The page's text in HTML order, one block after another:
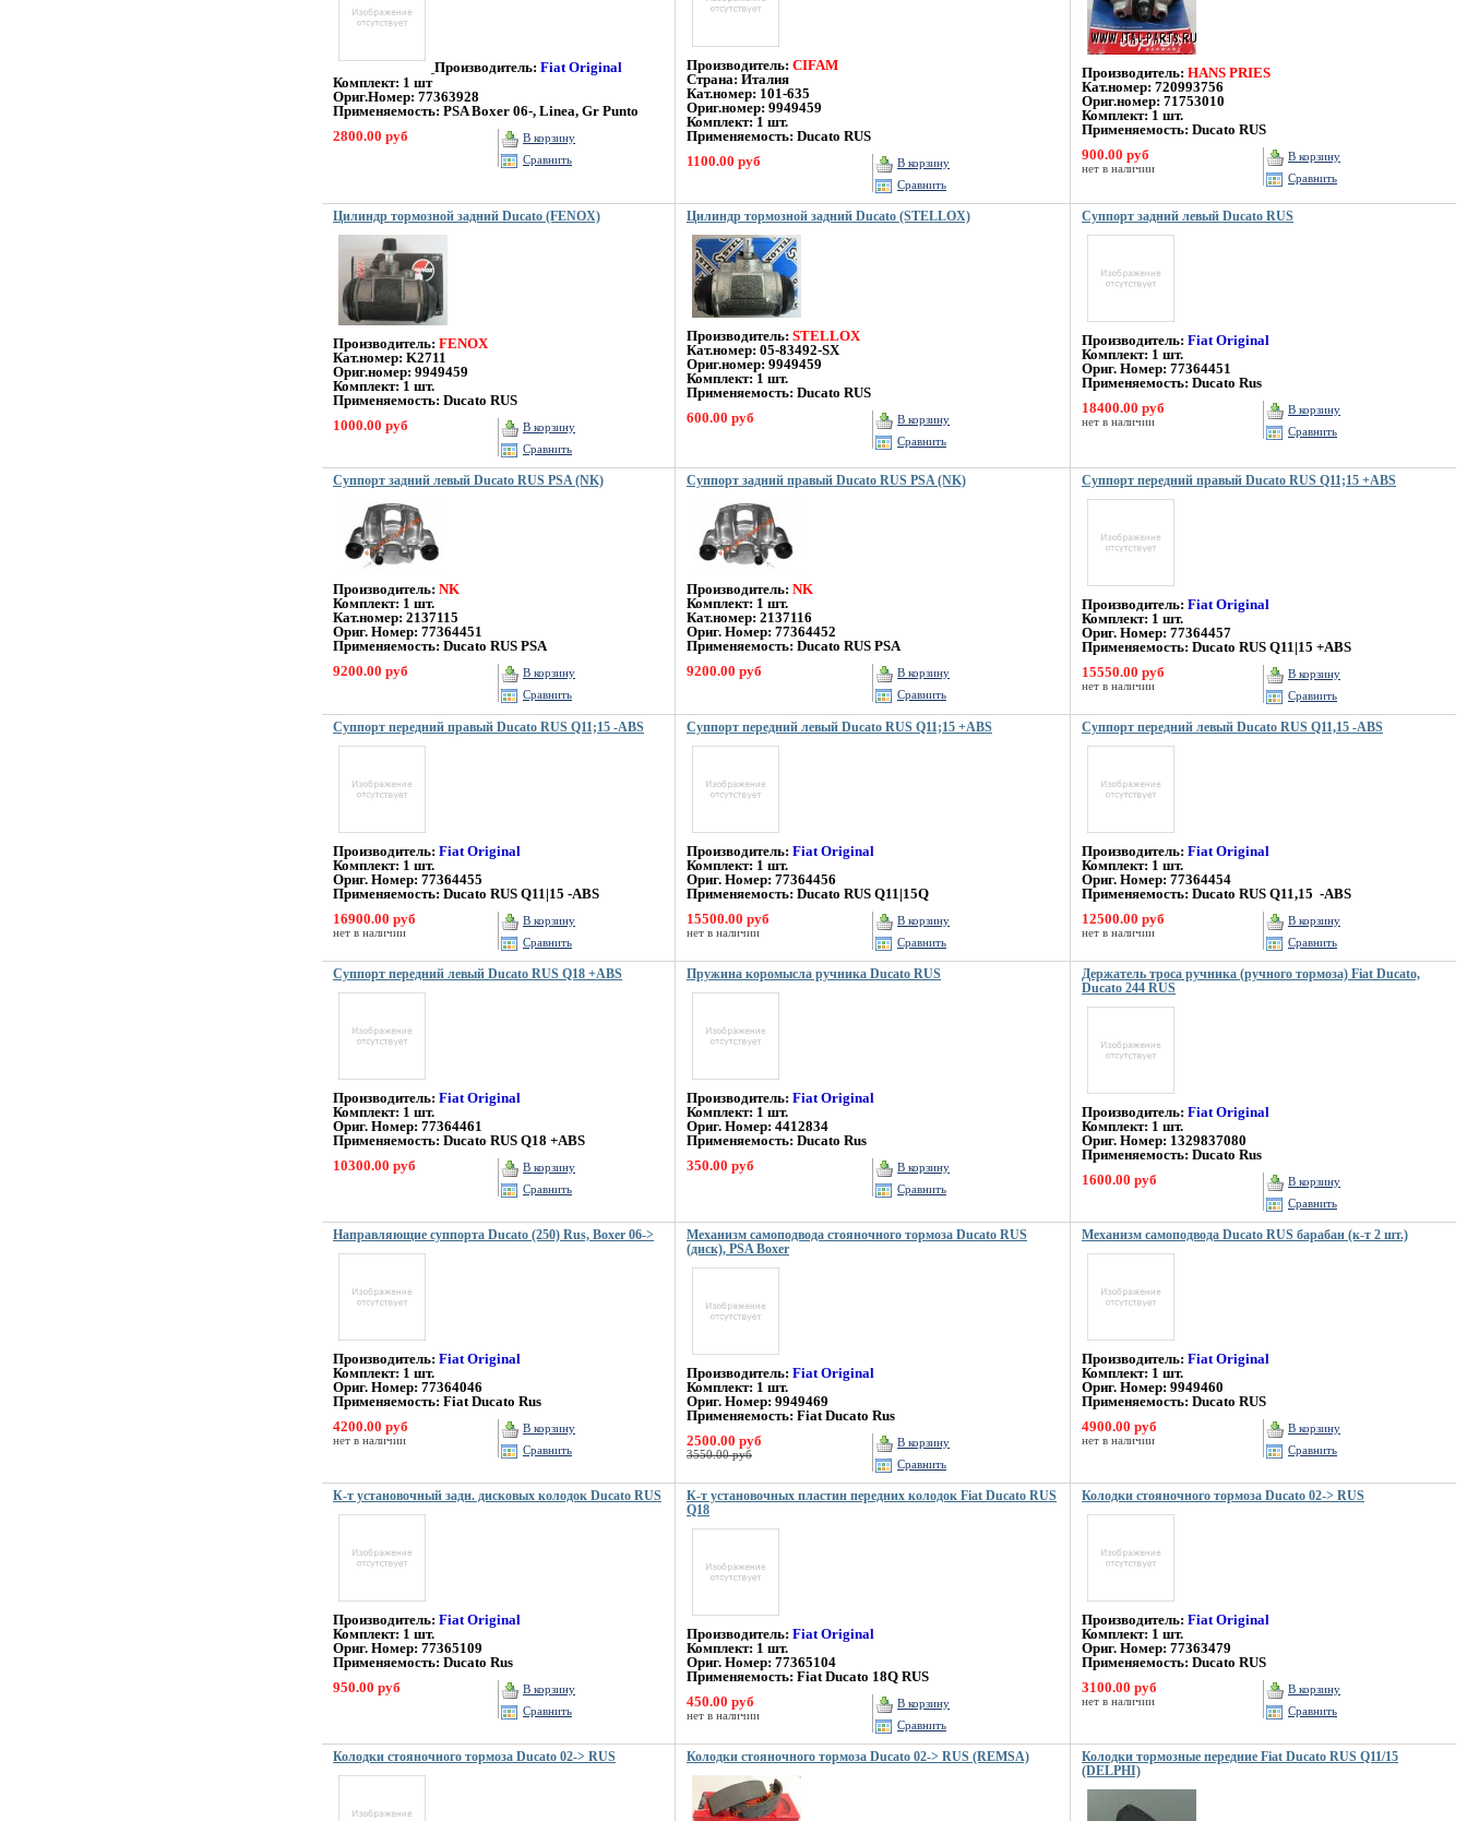
Производитель: Fiat Original
Комплект: 1 шт
Ориг.Номер: 77363928
Применяемость: PSA Boxer 06-, Linea, Gr Punto
2800.00 руб
В корзину
Сравнить
Производитель: CIFAM
Страна: Италия
Кат.номер: 101-635
Ориг.номер: 9949459
Комплект: 1 шт.
Применяемость: Ducato RUS
1100.00 руб
В корзину
Сравнить
Производитель: HANS PRIES
Кат.номер: 720993756
Ориг.номер: 71753010
Комплект: 1 шт.
Применяемость: Ducato RUS
900.00 руб
нет в наличии
В корзину
Сравнить
Цилиндр тормозной задний Ducato (FENOX)
Производитель: FENOX
Кат.номер: K2711
Ориг.номер: 9949459
Комплект: 1 шт.
Применяемость: Ducato RUS
1000.00 руб
В корзину
Сравнить
Цилиндр тормозной задний Ducato (STELLOX)
Производитель: STELLOX
Кат.номер: 05-83492-SX
Ориг.номер: 9949459
Комплект: 1 шт.
Применяемость: Ducato RUS
600.00 руб
В корзину
Сравнить
Суппорт задний левый Ducato RUS
Производитель: Fiat Original
Комплект: 1 шт.
Ориг. Номер: 77364451
Применяемость: Ducato Rus
18400.00 руб
нет в наличии
В корзину
Сравнить
Суппорт задний левый Ducato RUS PSA (NK)
Производитель: NK
Комплект: 1 шт.
Кат.номер: 2137115
Ориг. Номер: 77364451
Применяемость: Ducato RUS PSA
9200.00 руб
В корзину
Сравнить
Суппорт задний правый Ducato RUS PSA (NK)
Производитель: NK
Комплект: 1 шт.
Кат.номер: 2137116
Ориг. Номер: 77364452
Применяемость: Ducato RUS PSA
9200.00 руб
В корзину
Сравнить
Суппорт передний правый Ducato RUS Q11;15 +ABS
Производитель: Fiat Original
Комплект: 1 шт.
Ориг. Номер: 77364457
Применяемость: Ducato RUS Q11|15 +ABS
15550.00 руб
нет в наличии
В корзину
Сравнить
Суппорт передний правый Ducato RUS Q11;15 -ABS
Производитель: Fiat Original
Комплект: 1 шт.
Ориг. Номер: 77364455
Применяемость: Ducato RUS Q11|15 -ABS
16900.00 руб
нет в наличии
В корзину
Сравнить
Суппорт передний левый Ducato RUS Q11;15 +ABS
Производитель: Fiat Original
Комплект: 1 шт.
Ориг. Номер: 77364456
Применяемость: Ducato RUS Q11|15Q
15500.00 руб
нет в наличии
В корзину
Сравнить
Суппорт передний левый Ducato RUS Q11,15 -ABS
Производитель: Fiat Original
Комплект: 1 шт.
Ориг. Номер: 77364454
Применяемость: Ducato RUS Q11,15 -ABS
12500.00 руб
нет в наличии
В корзину
Сравнить
Суппорт передний левый Ducato RUS Q18 +ABS
Производитель: Fiat Original
Комплект: 1 шт.
Ориг. Номер: 77364461
Применяемость: Ducato RUS Q18 +ABS
10300.00 руб
В корзину
Сравнить
Пружина коромысла ручника Ducato RUS
Производитель: Fiat Original
Комплект: 1 шт.
Ориг. Номер: 4412834
Применяемость: Ducato Rus
350.00 руб
В корзину
Сравнить
Держатель троса ручника (ручного тормоза) Fiat Ducato,
Ducato 244 RUS
Производитель: Fiat Original
Комплект: 1 шт.
Ориг. Номер: 1329837080
Применяемость: Ducato Rus
1600.00 руб
В корзину
Сравнить
Направляющие суппорта Ducato (250) Rus, Boxer 06->
Производитель: Fiat Original
Комплект: 1 шт.
Ориг. Номер: 77364046
Применяемость: Fiat Ducato Rus
4200.00 руб
нет в наличии
В корзину
Сравнить
Механизм самоподвода стояночного тормоза Ducato RUS
(диск), PSA Boxer
Производитель: Fiat Original
Комплект: 1 шт.
Ориг. Номер: 9949469
Применяемость: Fiat Ducato Rus
2500.00 руб
3550.00 руб
В корзину
Сравнить
Механизм самоподвода Ducato RUS барабан (к-т 2 шт.)
Производитель: Fiat Original
Комплект: 1 шт.
Ориг. Номер: 9949460
Применяемость: Ducato RUS
4900.00 руб
нет в наличии
В корзину
Сравнить
К-т установочный задн. дисковых колодок Ducato RUS
Производитель: Fiat Original
Комплект: 1 шт.
Ориг. Номер: 77365109
Применяемость: Ducato Rus
950.00 руб
В корзину
Сравнить
К-т установочных пластин передних колодок Fiat Ducato RUS
Q18
Производитель: Fiat Original
Комплект: 1 шт.
Ориг. Номер: 77365104
Применяемость: Fiat Ducato 18Q RUS
450.00 руб
нет в наличии
В корзину
Сравнить
Колодки стояночного тормоза Ducato 02-> RUS
Производитель: Fiat Original
Комплект: 1 шт.
Ориг. Номер: 77363479
Применяемость: Ducato RUS
3100.00 руб
нет в наличии
В корзину
Сравнить
Колодки стояночного тормоза Ducato 02-> RUS Колодки стояночного тормоза Ducato 02-> RUS (REMSA)
Колодки тормозные передние Fiat Ducato RUS Q11/15
(DELPHI)